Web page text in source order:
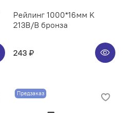
Рейлинг 1000*16мм K
213B/B бронза
243 ₽
Предзаказ